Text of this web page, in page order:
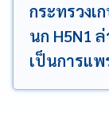
กระทรวง
นก H5N1
เป็นการแ